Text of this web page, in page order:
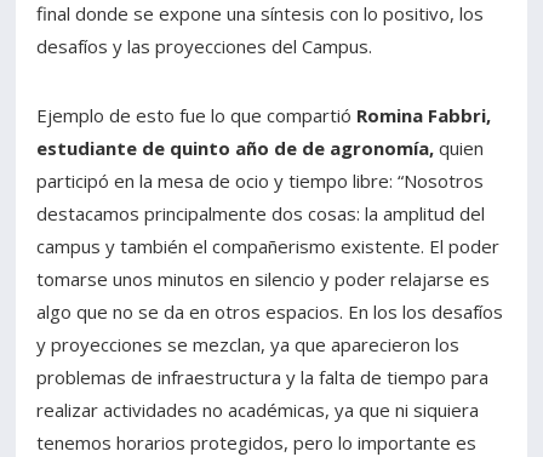
final donde se expone una síntesis con lo positivo, los
desafíos y las proyecciones del Campus.
Ejemplo de esto fue lo que compartió Romina Fabbri,
estudiante de quinto año de de agronomía, quien
participó en la mesa de ocio y tiempo libre: “Nosotros
destacamos principalmente dos cosas: la amplitud del
campus y también el compañerismo existente. El poder
tomarse unos minutos en silencio y poder relajarse es
algo que no se da en otros espacios. En los los desafíos
y proyecciones se mezclan, ya que aparecieron los
problemas de infraestructura y la falta de tiempo para
realizar actividades no académicas, ya que ni siquiera
tenemos horarios protegidos, pero lo importante es